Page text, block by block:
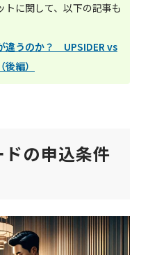
に関して、以下の記事も
違うのか？ UPSIDER vs
編）
の申込条件